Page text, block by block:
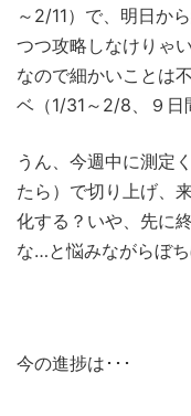
～2/11）で、明日か
つつ攻略しなけりゃ
なので細かいことは
ベ（1/31～2/8、９日
うん、今週中に測定
たら）で切り上げ、
化する？いや、先に
な…と悩みながらぼち
今の進捗は･･･